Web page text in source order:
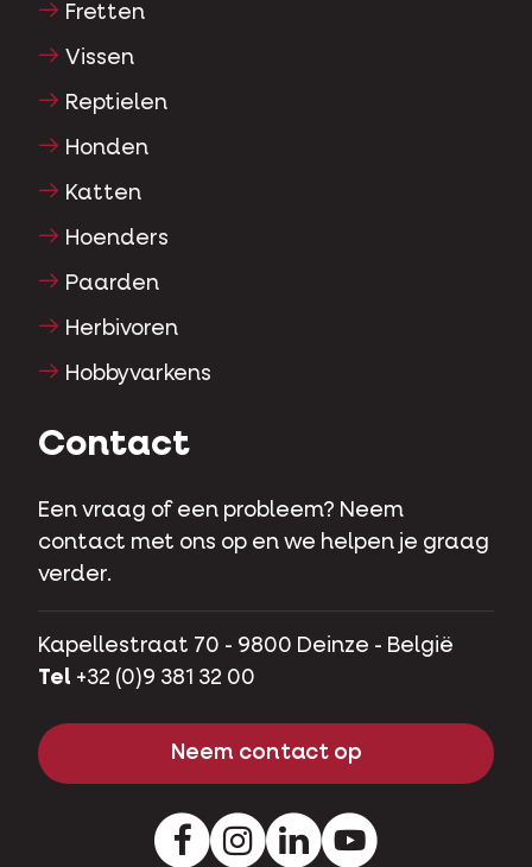
Fretten
Vissen
Reptielen
Honden
Katten
Hoenders
Paarden
Herbivoren
Hobbyvarkens
Contact
Een vraag of een probleem? Neem
contact met ons op en we helpen je graag
verder.
Kapellestraat 70 - 9800 Deinze - België
Tel +32 (0)9 381 32 00
Neem contact op
FacebookInstagramLinkedInYoutube